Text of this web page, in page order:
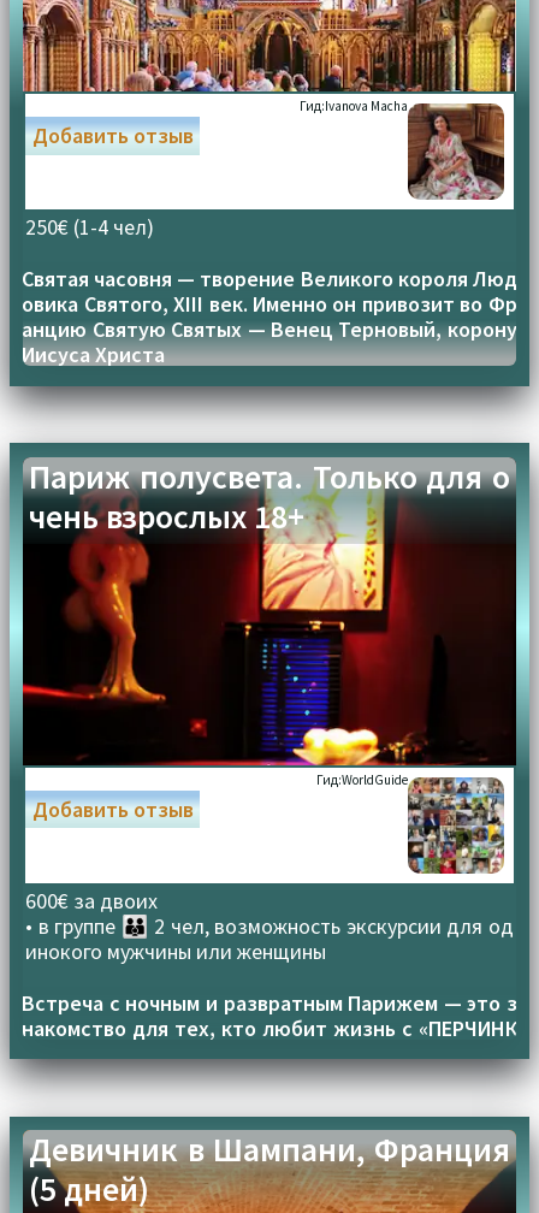
Гид:Ivanova Macha
250€ (1-4 чел)
Добавить отзыв
Святая часовня — творение Великого короля Люд
овика Святого, XIII век. Именно он привозит во Фр
анцию Святую Святых — Венец Терновый, корону
Иисуса Христа
Париж полусвета. Только для о
чень взрослых 18+
Гид:WorldGuide
600€ за двоих
• в группе 👪 2 чел, возможность экскурсии для од
инокого мужчины или женщины
Добавить отзыв
Встреча с ночным и развратным Парижем — это з
накомство для тех, кто любит жизнь с «ПЕРЧИНК
ОЙ»
Девичник в Шампани, Франция
(5 дней)